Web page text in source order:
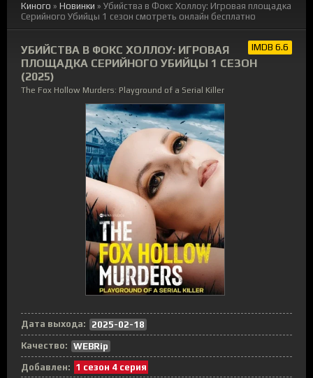
Киного » Новинки » Убийства в Фокс Холлоу: Игровая площадка
Серийного Убийцы 1 сезон смотреть онлайн бесплатно
УБИЙСТВА В ФОКС ХОЛЛОУ: ИГРОВАЯ
ПЛОЩАДКА СЕРИЙНОГО УБИЙЦЫ 1 СЕЗОН
(2025)
The Fox Hollow Murders: Playground of a Serial Killer
IMDB 6.6
Дата выхода:
2025-02-18
Качество: WEBRip
Добавлен: 1 сезон 4 серия